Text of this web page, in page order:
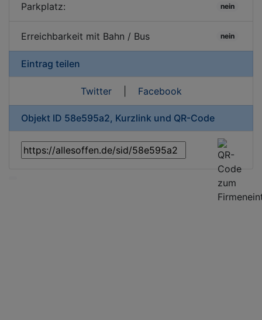
Parkplatz: nein
Erreichbarkeit mit Bahn / Bus nein
Eintrag teilen
Twitter| Facebook
Objekt ID 58e595a2, Kurzlink und QR-Code